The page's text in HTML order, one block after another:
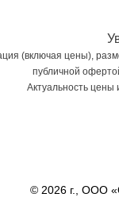
(включая цены),
публичной
Актуальность цены
© 2026 г., ООО